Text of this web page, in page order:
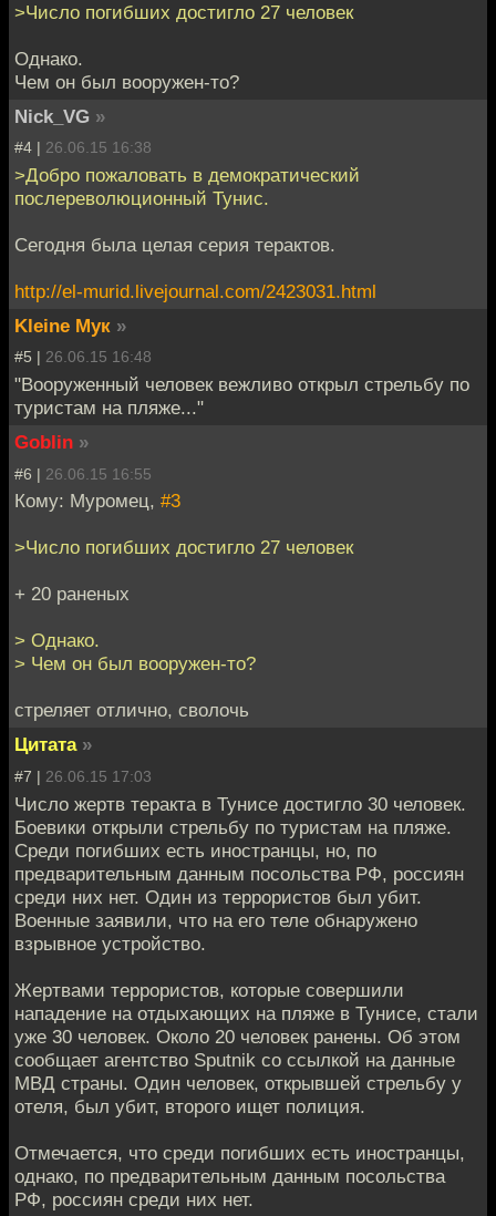
>Число погибших достигло 27 человек
Однако.
Чем он был вооружен-то?
Nick_VG »
#4 | 26.06.15 16:38
>Добро пожаловать в демократический
послереволюционный Тунис.
Сегодня была целая серия терактов.
http://el-murid.livejournal.com/2423031.html
Kleine Мук »
#5 | 26.06.15 16:48
"Вооруженный человек вежливо открыл стрельбу по
туристам на пляже..."
Goblin »
#6 | 26.06.15 16:55
Кому: Муромец, #3
>Число погибших достигло 27 человек
+ 20 раненых
> Однако.
> Чем он был вооружен-то?
стреляет отлично, сволочь
Цитата »
#7 | 26.06.15 17:03
Число жертв теракта в Тунисе достигло 30 человек.
Боевики открыли стрельбу по туристам на пляже.
Среди погибших есть иностранцы, но, по
предварительным данным посольства РФ, россиян
среди них нет. Один из террористов был убит.
Военные заявили, что на его теле обнаружено
взрывное устройство.
Жертвами террористов, которые совершили
нападение на отдыхающих на пляже в Тунисе, стали
уже 30 человек. Около 20 человек ранены. Об этом
сообщает агентство Sputnik со ссылкой на данные
МВД страны. Один человек, открывшей стрельбу у
отеля, был убит, второго ищет полиция.
Отмечается, что среди погибших есть иностранцы,
однако, по предварительным данным посольства
РФ, россиян среди них нет.